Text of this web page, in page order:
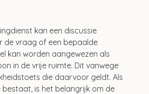
kan een discussie
de vraag of een bepaalde
kan worden aangewezen als
in de vrije ruimte. Dit vanwege
die daarvoor geldt. Als
bestaat, is het belangrijk om de